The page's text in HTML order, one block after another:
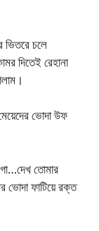
চলে
দিতেই রেহানা
ভোদা উফ
তোমার
ভোদা ফাটিয়ে রক্ত